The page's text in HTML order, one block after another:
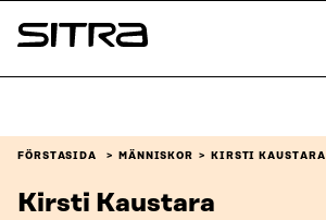
Skip to
content
Sitra
FÖRSTASIDA MÄNNISKOR KIRSTI KAUSTARA
Kirsti Kaustara